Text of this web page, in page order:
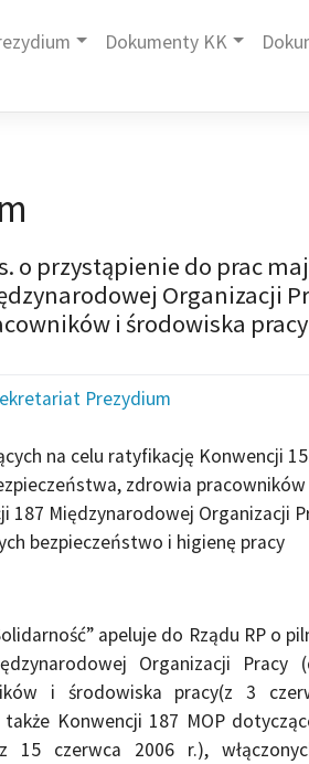
Dokumenty KK
o przystąpienie do prac
Organizacji
i środowiska
Prezydium
na celu ratyfikację Konwencji
zdrowia
187 Międzynarodowej Organizacji
bezpieczeństwo i higienę pracy
apeluje do Rządu RP o
Organizacji Pracy
i środowiska pracy(z 3
Konwencji 187 MOP
15 czerwca 2006 r.),